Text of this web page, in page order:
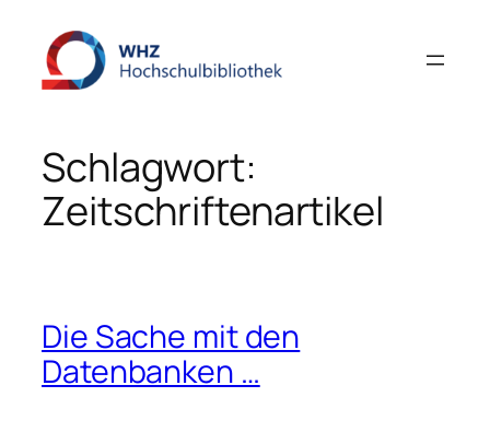
Inhalt
springen
Schlagwort:
Zeitschriftenartikel
Die Sache mit den
Datenbanken …